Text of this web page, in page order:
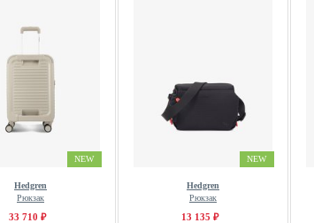
NEW
Hedgren
Рюкзак
33 710 ₽
NEW
Hedgren
Рюкзак
13 135 ₽